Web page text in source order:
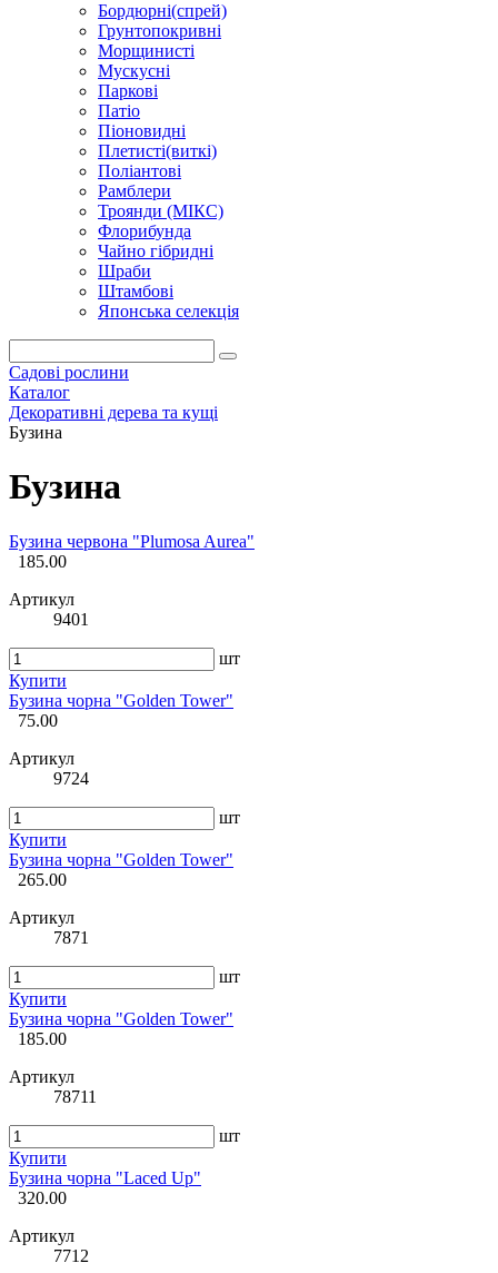
Бордюрні(спрей)
Грунтопокривні
Морщинисті
Мускусні
Паркові
Патіо
Піоновидні
Плетисті(виткі)
Поліантові
Рамблери
Троянди (МІКС)
Флорибунда
Чайно гібридні
Шраби
Штамбові
Японська селекція
Садові рослини
Каталог
Декоративні дерева та кущі
Бузина
Бузина
Бузина червона "Plumosa Aurea"
185.00
Артикул
9401
шт
Купити
Бузина чорна "Golden Tower"
75.00
Артикул
9724
шт
Купити
Бузина чорна "Golden Tower"
265.00
Артикул
7871
шт
Купити
Бузина чорна "Golden Tower"
185.00
Артикул
78711
шт
Купити
Бузина чорна "Laced Up"
320.00
Артикул
7712